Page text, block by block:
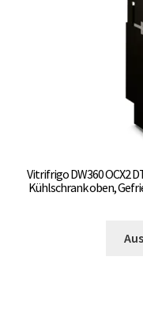
Vitrifrigo DW360 OCX2
Kühlschrank oben,